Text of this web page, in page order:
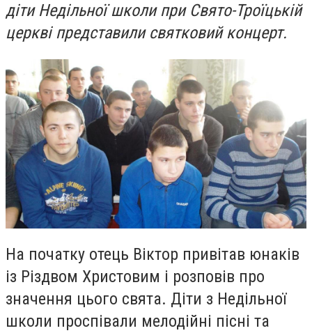
діти Недільної школи при Свято-Троїцькій
церкві представили святковий концерт.
На початку отець Віктор привітав юнаків
із Різдвом Христовим і розповів про
значення цього свята. Діти з Недільної
школи проспівали мелодійні пісні та